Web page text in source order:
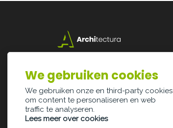
3500 Hasselt
info@architectura.be
We gebruiken cookies
We gebruiken onze en third-party cookies
om content te personaliseren en web
traffic te analyseren.
Lees meer over cookies